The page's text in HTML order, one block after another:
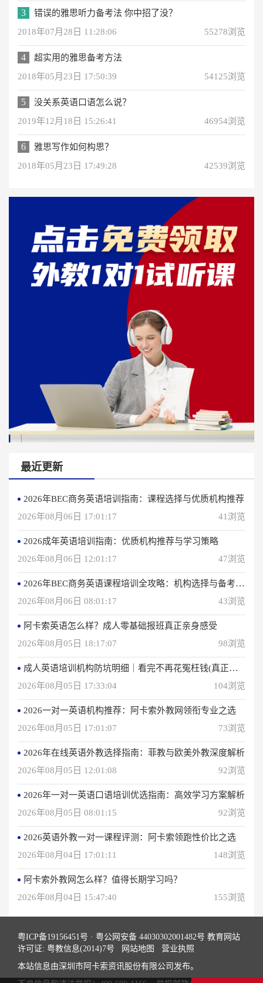
3
错误的雅思听力备考法 你中招了没？
2018年07月28日 11:28:06
55278浏览
4
超实用的雅思备考方法
2018年05月23日 17:50:39
54125浏览
5
没关系英语口语怎么说？
2019年12月18日 15:26:41
46954浏览
6
雅思写作如何构思？
2018年05月23日 17:49:28
42539浏览
最近更新
2026年BEC商务英语培训指南：课程选择与优质机构推荐
2026年08月06日 17:01:17
41浏览
2026成年英语培训指南：优质机构推荐与学习策略
2026年08月06日 12:01:17
47浏览
2026年BEC商务英语课程培训全攻略：机构选择与备考指南
2026年08月06日 08:01:17
43浏览
阿卡索英语怎么样？成人零基础报班真正亲身感受
2026年08月05日 18:17:07
98浏览
成人英语培训机构防坑明细｜看完不再花冤枉钱(真正的用户反馈)
2026年08月05日 17:33:04
104浏览
2026一对一英语机构推荐：阿卡索外教网领衔专业之选
2026年08月05日 17:01:07
73浏览
2026年在线英语外教选择指南：菲教与欧美外教深度解析
2026年08月05日 12:01:08
92浏览
2026年一对一英语口语培训优选指南：高效学习方案解析
2026年08月05日 08:01:15
92浏览
2026英语外教一对一课程评测：阿卡索领跑性价比之选
2026年08月04日 17:01:11
148浏览
阿卡索外教网怎么样？值得长期学习吗？
2026年08月04日 15:47:40
155浏览
粤ICP备19156451号 · 粤公网安备 44030302001482号 教育网站
许可证: 粤教信息(2014)7号
网站地图
营业执照
本站信息由深圳市阿卡索资讯股份有限公司发布。